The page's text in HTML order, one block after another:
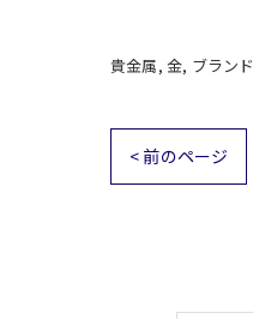
貴金属 金 ブランド
< 前のページ